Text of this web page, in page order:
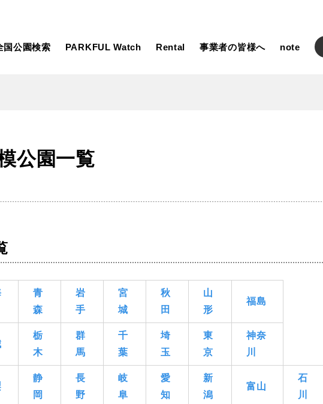
国公園検索 PARKFUL Watch Rental 事業者の皆様へ note
大型遊具 ピックアップ1000公園
バスケットボール 彫刻・アート 桜・梅の名所 コトブキ事例
ローラー滑り台 植物園 夜景スポット Pickup 花の名所
インクルーシブパーク 屋根付き遊び場
ットゴール ふわふわドーム 健康遊具 ゲートボール スケートパーク
埼玉
石川 福井
大型遊具
ス バスケットボール 彫刻・アート
ドッグラン ローラー滑り台
花の名所 プレーパーク
ーク
健康遊具 ゲートボール
イベント 交通公園
公園一覧
青
森
岩
手
宮
城
秋
田
山
形
福島
栃
木
群
馬
千
葉
埼
玉
東
京
神奈
川
静
岡
長
野
岐
阜
愛
知
新
潟
富山
石
川